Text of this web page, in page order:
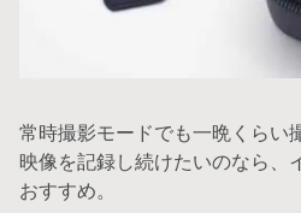
常時撮影モードでも一晩くらい
映像を記録し続けたいのなら、
おすすめ。